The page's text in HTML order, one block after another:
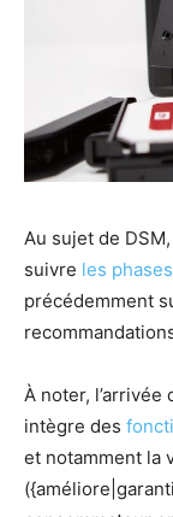
Au sujet de
suivre les
précédemment
À noter,
intègre des
et notamment la